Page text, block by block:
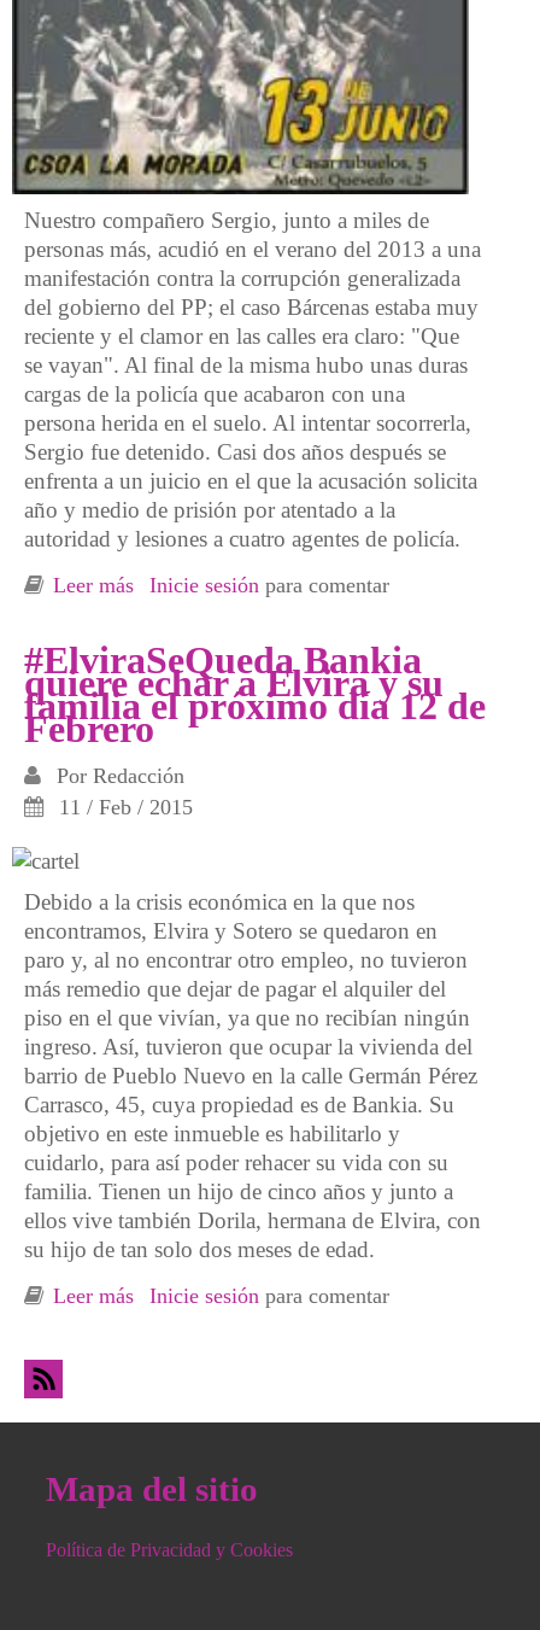
Nuestro compañero Sergio, junto a miles de
personas más, acudió en el verano del 2013 a una
manifestación contra la corrupción generalizada
del gobierno del PP; el caso Bárcenas estaba muy
reciente y el clamor en las calles era claro: "Que
se vayan". Al final de la misma hubo unas duras
cargas de la policía que acabaron con una
persona herida en el suelo. Al intentar socorrerla,
Sergio fue detenido. Casi dos años después se
enfrenta a un juicio en el que la acusación solicita
año y medio de prisión por atentado a la
autoridad y lesiones a cuatro agentes de policía.
Leer más sobre Sábado 13 junio. Fiesta para caja de
Inicie sesión para comentar
#ElviraSeQueda Bankia
quiere echar a Elvira y su
familia el próximo día 12 de
Febrero
Por Redacción
11 / Feb / 2015
Debido a la crisis económica en la que nos
encontramos, Elvira y Sotero se quedaron en
paro y, al no encontrar otro empleo, no tuvieron
más remedio que dejar de pagar el alquiler del
piso en el que vivían, ya que no recibían ningún
ingreso. Así, tuvieron que ocupar la vivienda del
barrio de Pueblo Nuevo en la calle Germán Pérez
Carrasco, 45, cuya propiedad es de Bankia. Su
objetivo en este inmueble es habilitarlo y
cuidarlo, para así poder rehacer su vida con su
familia. Tienen un hijo de cinco años y junto a
ellos vive también Dorila, hermana de Elvira, con
su hijo de tan solo dos meses de edad.
Leer más sobre #ElviraSeQueda Bankia quiere echar a
Inicie sesión para comentar
Mapa del sitio
Política de Privacidad y Cookies